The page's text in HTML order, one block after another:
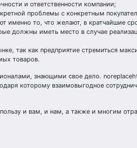
и ответственности компании;
проблемы с конкретным
именно то, что желают, в кратчайшие
должны иметь место в случае
так как предприятие стремиться
товаров.
знающими свое дело.
которому взаимовыгодное
и вам, и нам, а также и многим